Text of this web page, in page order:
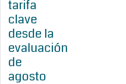
tarifa
clave
desde la
evaluación
de
agosto